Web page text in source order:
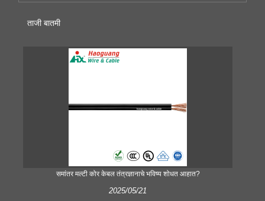
ताजी बातमी
समांतर मल्टी कोर केबल तंत्रज्ञानाचे भविष्य शोधत आहात?
2025/05/21